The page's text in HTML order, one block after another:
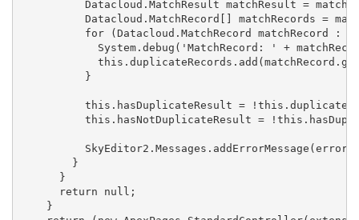
Datacloud.MatchResult matchResult =
Datacloud.MatchRecord[] matchRecords =
for (Datacloud.MatchRecord matchRecord :
System.debug('MatchRecord: ' +
          }
this.hasDuplicateResult =
this.hasNotDuplicateResult =
        }
      }
      return null;
    }